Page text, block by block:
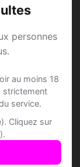
personnes
au moins 18
strictement
service.
Cliquez sur
et des